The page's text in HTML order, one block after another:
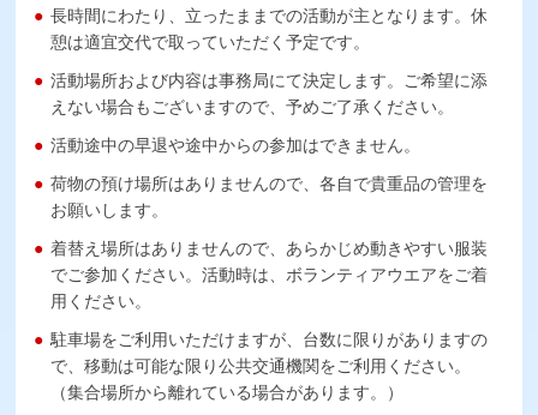
長時間にわたり、立ったままでの活動が主となります。休
憩は適宜交代で取っていただく予定です。
活動場所および内容は事務局にて決定します。ご希望に添
えない場合もございますので、予めご了承ください。
活動途中の早退や途中からの参加はできません。
荷物の預け場所はありませんので、各自で貴重品の管理を
お願いします。
着替え場所はありませんので、あらかじめ動きやすい服装
でご参加ください。活動時は、ボランティアウエアをご着
用ください。
駐車場をご利用いただけますが、台数に限りがありますの
で、移動は可能な限り公共交通機関をご利用ください。
（集合場所から離れている場合があります。）